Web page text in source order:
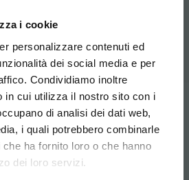
i cookie
personalizzare contenuti ed
dei social media e per
Condividiamo inoltre
in cui utilizza il nostro sito con i
di analisi dei dati web,
i quali potrebbero combinarle
ha fornito loro o che hanno
dei loro servizi.
best products for sale on
orlandelli.it
Shops
share
you are in and your
browsing experience
DATA